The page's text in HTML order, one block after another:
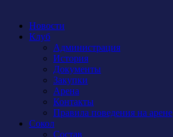
Новости
Клуб
Администрация
История
Документы
Закупки
Арена
Контакты
Правила поведения на арене
Сокол
Состав